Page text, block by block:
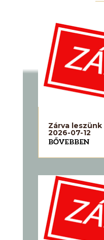
Zárva leszünk
2026-07-12
BŐVEBBEN